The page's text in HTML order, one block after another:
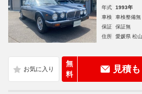
年式 1993年
車検
車検整備無
保証
保証無
住所
愛媛県 松
無
料
見積